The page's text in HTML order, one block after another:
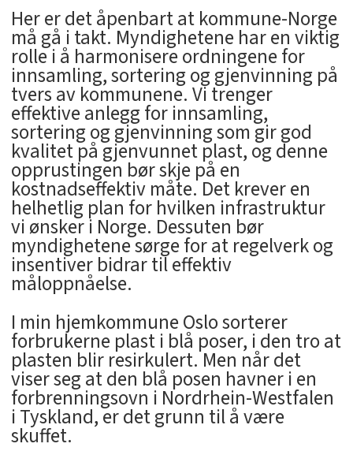
Her er det åpenbart at kommune-Norge
må gå i takt. Myndighetene har en viktig
rolle i å harmonisere ordningene for
innsamling, sortering og gjenvinning på
tvers av kommunene. Vi trenger
effektive anlegg for innsamling,
sortering og gjenvinning som gir god
kvalitet på gjenvunnet plast, og denne
opprustingen bør skje på en
kostnadseffektiv måte. Det krever en
helhetlig plan for hvilken infrastruktur
vi ønsker i Norge. Dessuten bør
myndighetene sørge for at regelverk og
insentiver bidrar til effektiv
måloppnåelse.
I min hjemkommune Oslo sorterer
forbrukerne plast i blå poser, i den tro at
plasten blir resirkulert. Men når det
viser seg at den blå posen havner i en
forbrenningsovn i Nordrhein-Westfalen
i Tyskland, er det grunn til å være
skuffet.